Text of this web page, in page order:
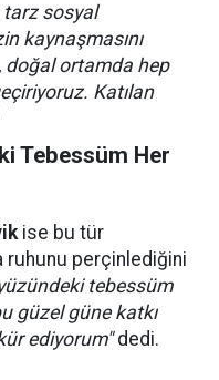
tarz sosyal
kaynaşmasını
doğal ortamda hep
Katılan
Tebessüm Her
ise bu tür
ruhunu perçinlediğini
yüzündeki tebessüm
güzel güne katkı
ediyorum"dedi.